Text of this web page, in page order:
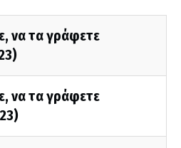
να τα γράφετε
να τα γράφετε